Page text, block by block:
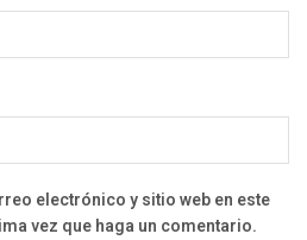
electrónico y sitio web en este
vez que haga un comentario.